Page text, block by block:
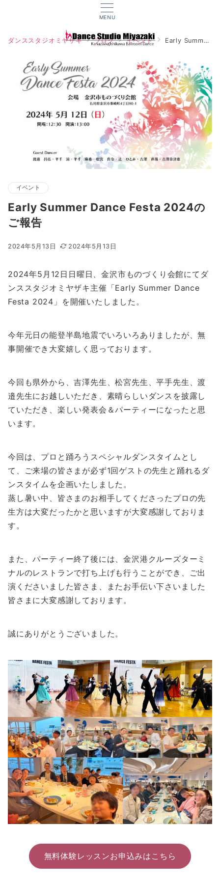
MENU
ダンススタジオミヤザキ ブログ イベント Early Summer Dance Festa 2024のご報告
イベント
Early Summer Dance Festa 2024の
ご報告
2024年5月13日 2024年5月13日
2024年5月12日日曜日、金沢市ものづくり会館にてダ
ンススタジオミヤザキ主催「Early Summer Dance
Festa 2024」を開催いたしました。
今年元日の能登半島地震でいろいろありましたが、無
事開催でき大変嬉しく思っております。
今回も県外から、吉澤先生、松宮先生、平手先生、渡
邉先生にお越しいただき、素晴らしいダンスを披露し
ていただき、楽しい発表会＆パーティーになったと思
います。
今回は、プロと踊ろうスペシャルダンスタイムとし
て、ご来場の皆さまが必ず1回ゲストの先生と踊れるダ
ンスタイムを企画いたしました。
蒸し暑い中、皆さまのお相手してくださったプロの先
生方は大変だったかと思いますが大変感謝しておりま
す。
また、パーティー終了後には、金沢港クルーズターミ
ナルのレストランで打ち上げも行うことができ、ご出
演くださいました皆さま、またお手伝い下さいました
皆さまに大変感謝しております。
誠にありがとうございました。
無料体験レッスンお申込みはこちら